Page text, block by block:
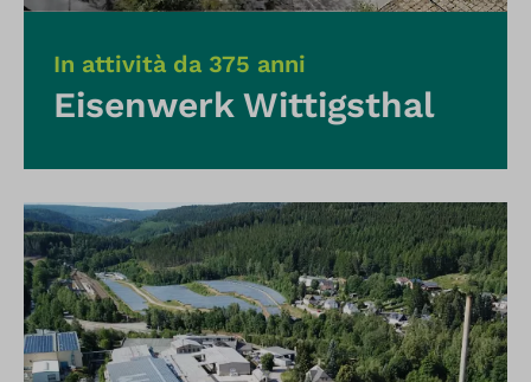
In attività da 375 anni
Eisenwerk Wittigsthal